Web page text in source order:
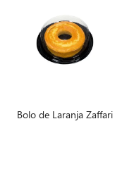
Bolo de Laranja Zaffari